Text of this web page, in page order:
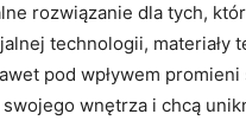
⁣rozwiązanie dla tych,
technologii, materiały
pod wpływem promieni
wnętrza i chcą